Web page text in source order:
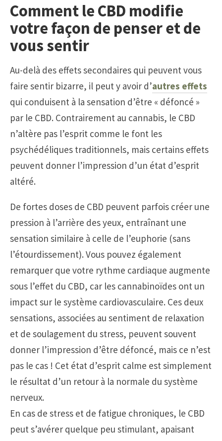
Comment le CBD modifie
votre façon de penser et de
vous sentir
Au-delà des effets secondaires qui peuvent vous
faire sentir bizarre, il peut y avoir d’autres effets
qui conduisent à la sensation d’être « défoncé »
par le CBD. Contrairement au cannabis, le CBD
n’altère pas l’esprit comme le font les
psychédéliques traditionnels, mais certains effets
peuvent donner l’impression d’un état d’esprit
altéré.
De fortes doses de CBD peuvent parfois créer une
pression à l’arrière des yeux, entraînant une
sensation similaire à celle de l’euphorie (sans
l’étourdissement). Vous pouvez également
remarquer que votre rythme cardiaque augmente
sous l’effet du CBD, car les cannabinoïdes ont un
impact sur le système cardiovasculaire. Ces deux
sensations, associées au sentiment de relaxation
et de soulagement du stress, peuvent souvent
donner l’impression d’être défoncé, mais ce n’est
pas le cas ! Cet état d’esprit calme est simplement
le résultat d’un retour à la normale du système
nerveux.
En cas de stress et de fatigue chroniques, le CBD
peut s’avérer quelque peu stimulant, apaisant